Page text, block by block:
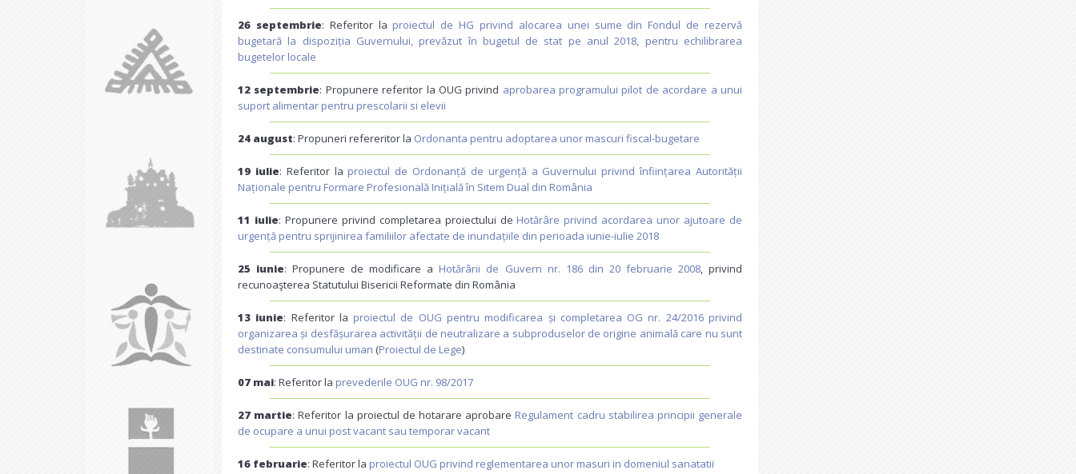
26 septembrie: Referitor la proiectul de HG privind alocarea unei sume din Fondul de rezervă
bugetară la dispoziția Guvernului, prevăzut în bugetul de stat pe anul 2018, pentru echilibrarea
bugetelor locale
12 septembrie: Propunere referitor la OUG privind aprobarea programului pilot de acordare a unui
suport alimentar pentru prescolarii si elevii
24 august: Propuneri refereritor la Ordonanta pentru adoptarea unor mascuri fiscal-bugetare
19 iulie: Referitor la proiectul de Ordonanță de urgență a Guvernului privind înființarea Autorității
Naționale pentru Formare Profesională Inițială în Sitem Dual din România
11 iulie: Propunere privind completarea proiectului de Hotărâre privind acordarea unor ajutoare de
urgență pentru sprijinirea familiilor afectate de inundațiile din perioada iunie-iulie 2018
25 iunie: Propunere de modificare a Hotărârii de Guvern nr. 186 din 20 februarie 2008, privind
recunoaşterea Statutului Bisericii Reformate din România
13 iunie: Referitor la proiectul de OUG pentru modificarea și completarea OG nr. 24/2016 privind
organizarea și desfășurarea activității de neutralizare a subproduselor de origine animală care nu sunt
destinate consumului uman (Proiectul de Lege)
07 mai: Referitor la prevederile OUG nr. 98/2017
27 martie: Referitor la proiectul de hotarare aprobare Regulament cadru stabilirea principii generale
de ocupare a unui post vacant sau temporar vacant
16 februarie: Referitor la proiectul OUG privind reglementarea unor masuri in domeniul sanatatii